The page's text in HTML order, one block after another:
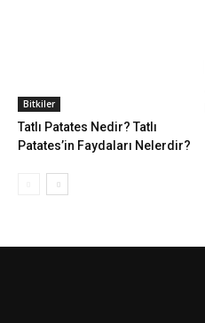
Bitkiler
Tatlı Patates Nedir? Tatlı
Patates’in Faydaları Nelerdir?